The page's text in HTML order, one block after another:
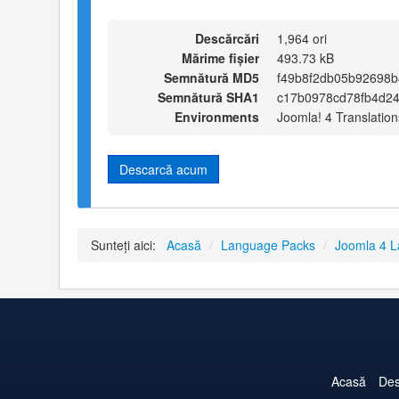
Descărcări
1,964 ori
Mărime fișier
493.73 kB
Semnătură MD5
Semnătură SHA1
Environments
Joomla! 4
Descarcă acum
Sunteți aici: Acasă / Language Packs / Joomla 4
Acasă